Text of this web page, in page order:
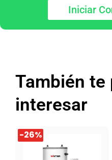
Iniciar
También te
interesar
-26%
-26%
El
precio
El
precio